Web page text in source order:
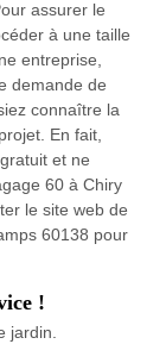
assurer le
à une taille
entreprise,
demande de
connaître la
En fait,
et ne
60 à Chiry
le site web de
60138 pour
!
jardin.